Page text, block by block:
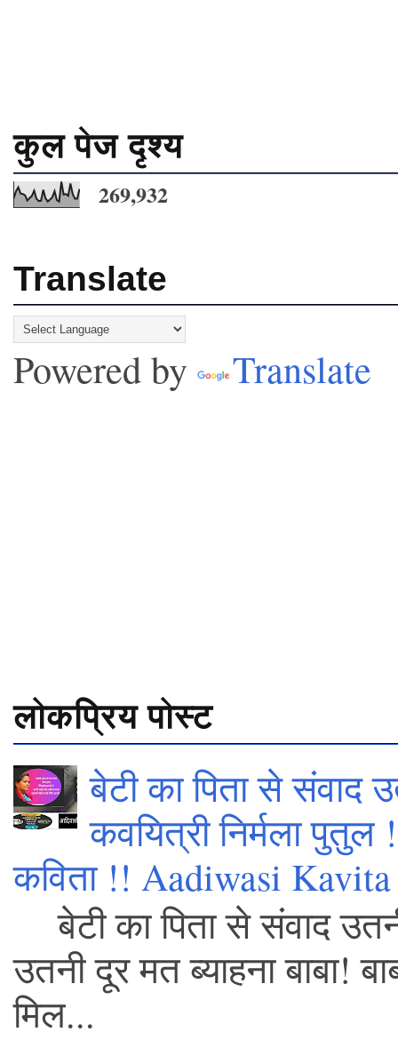
कुल पेज दृश्य
269,932
Translate
Powered by Translate
लोकप्रिय पोस्ट
बेटी का पिता से संवाद
कवयित्री निर्मला
कविता !! Aadiwasi
बेटी का पिता से संवाद
उतनी दूर मत ब्याहना बाबा!
मिल...